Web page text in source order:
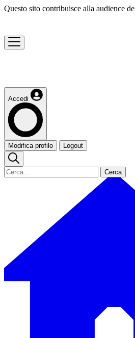
Questo sito contribuisce alla audience de
Accedi
Modifica profilo Logout
Cerca